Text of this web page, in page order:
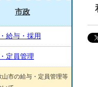
市政
給与・採用
定員管理
山市の給与・定員管理等